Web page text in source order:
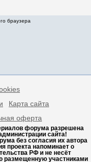
браузера
Карта сайта
оферта